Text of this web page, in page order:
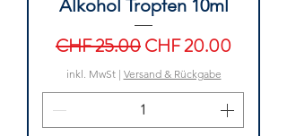
Alkohol Tropfen 10ml
Standardpreis
CHF 25.00Sale-Preis
CHF 20.00
inkl. MwSt| Versand & Rückgabe